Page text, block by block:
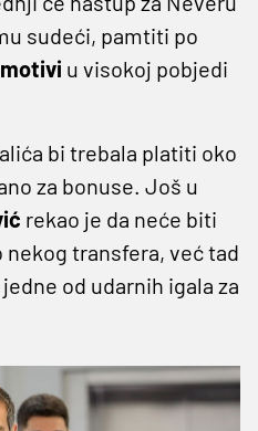
sudeći, pamtiti po
u visokoj pobjedi
bi trebala platiti oko
za bonuse. Još u
rekao je da neće biti
nekog transfera, već tad
od udarnih igala za